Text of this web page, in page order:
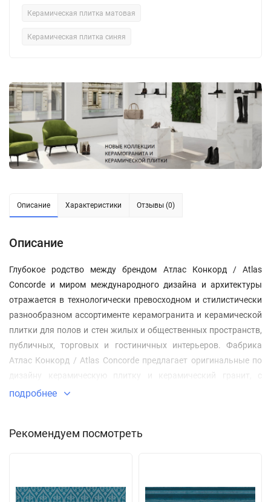
Керамическая плитка матовая
Керамическая плитка синяя
Описание Характеристики Отзывы (0)
Описание
Глубокое родство между брендом Атлас Конкорд / Atlas
Concorde и миром международного дизайна и архитектуры
отражается в технологически превосходном и стилистически
разнообразном ассортименте керамогранита и керамической
плитки для полов и стен жилых и общественных пространств,
публичных, торговых и гостиничных интерьеров. Фабрика
Атлас Конкорд / Atlas Concorde предлагает оригинальные по
дизайну керамическую плитку и керамический гранит, с
высокой точностью воссоздающих текстуры мрамора и
керамогранитных плит до 80х160, 120х278 см и широкий
света и тени. В магазине Дисконт-Комплект Вы сможете
подробнее
Рекомендуем посмотреть